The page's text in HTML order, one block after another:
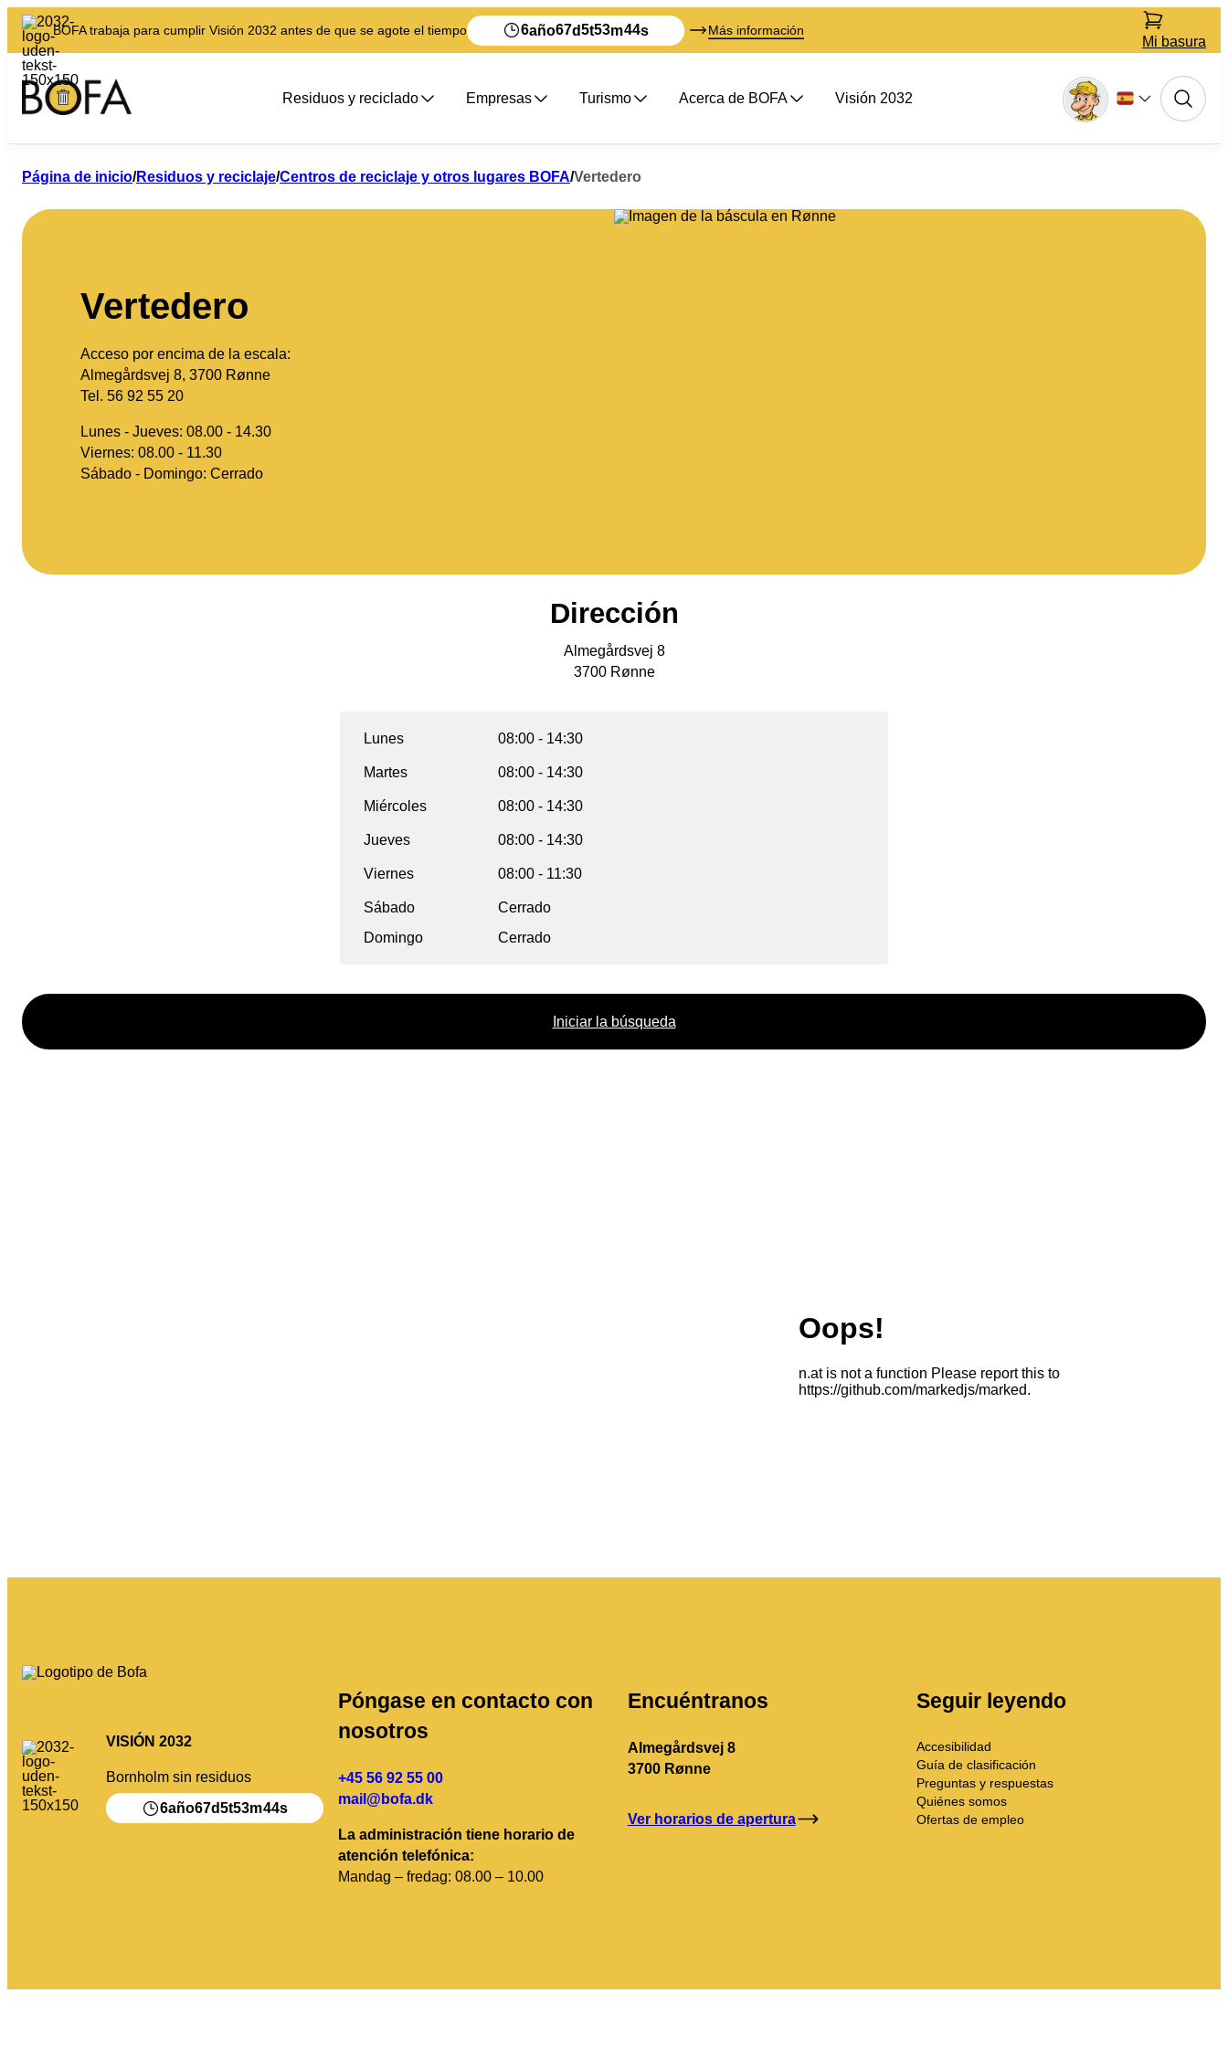
BOFA trabaja para cumplir Visión 2032 antes de que se agote el tiempo 6año67d5t53m44s Más información
Mi basura
Residuos y reciclado Empresas Turismo Acerca de BOFA Visión 2032
Página de inicio/Residuos y reciclaje/Centros de reciclaje y otros lugares BOFA/Vertedero
Vertedero
Acceso por encima de la escala:
Almegårdsvej 8, 3700 Rønne
Tel. 56 92 55 20
Lunes - Jueves: 08.00 - 14.30
Viernes: 08.00 - 11.30
Sábado - Domingo: Cerrado
Dirección
Almegårdsvej 8
3700 Rønne
Lunes 08:00 - 14:30
Martes 08:00 - 14:30
Miércoles 08:00 - 14:30
Jueves 08:00 - 14:30
Viernes 08:00 - 11:30
Sábado
Cerrado
Domingo
Cerrado
Iniciar la búsqueda
VISIÓN 2032
Bornholm sin residuos
6año67d5t53m44s
Póngase en contacto con
nosotros
+45 56 92 55 00
mail@bofa.dk
La administración tiene horario de
atención telefónica:
Mandag – fredag: 08.00 – 10.00
Encuéntranos
Almegårdsvej 8
3700 Rønne
Ver horarios de apertura
Seguir leyendo
Accesibilidad
Guía de clasificación
Preguntas y respuestas
Quiénes somos
Ofertas de empleo